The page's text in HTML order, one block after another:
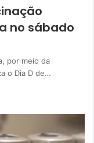
no sábado
por meio da
o Dia D de…